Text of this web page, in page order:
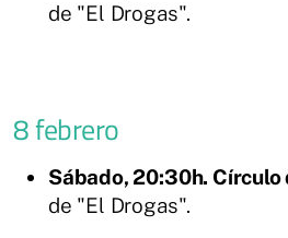
de "El Drogas".
8 febrero
Sábado, 20:30h. Círculo
de "El Drogas".